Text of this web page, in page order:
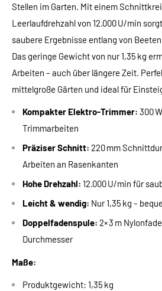
Stellen im Garten. Mit einem
Leerlaufdrehzahl von 12.000 U/min
saubere Ergebnisse entlang von
Das geringe Gewicht von nur 1,35 kg
Arbeiten – auch über längere Zeit.
mittelgroße Gärten und ideal für
Kompakter Elektro-Trimmer: 300
Trimmarbeiten
Präziser Schnitt: 220 mm
Arbeiten an Rasenkanten
Hohe Drehzahl: 12.000 U/min für
Leicht & wendig: Nur 1,35 kg –
Doppelfadenspule: 2× 3 m
Durchmesser
Maße:
Produktgewicht: 1,35 kg